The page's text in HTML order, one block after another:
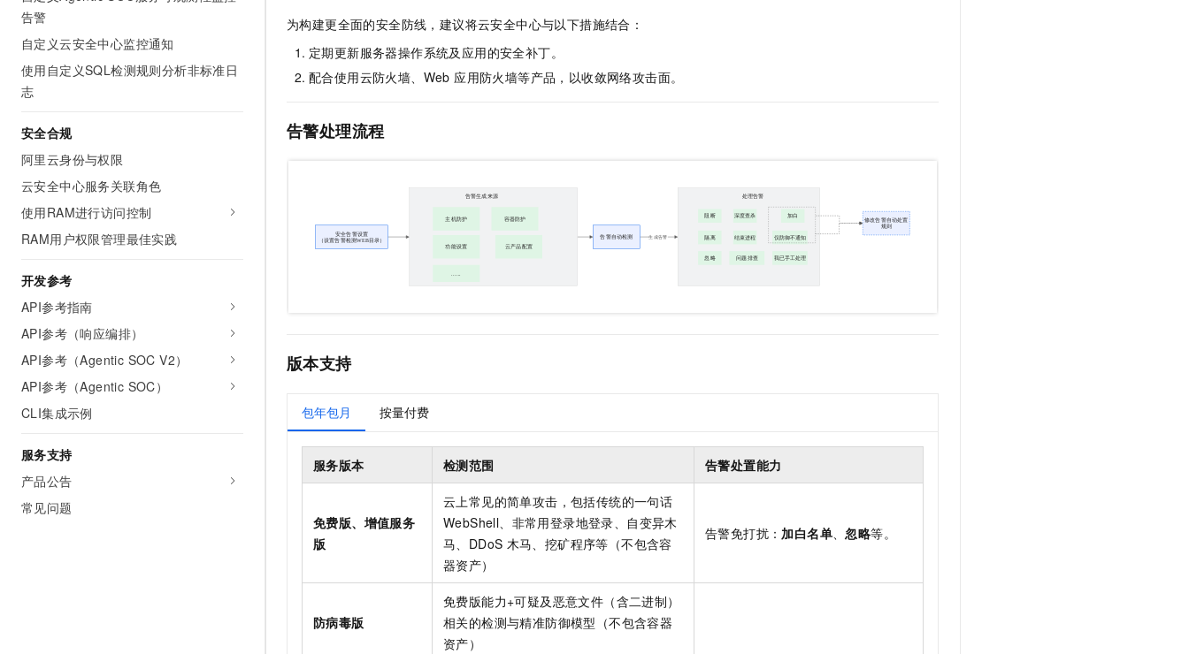
告警
自定义云安全中心监控通知
使用自定义SQL检测规则分析非标准日
志
安全合规
阿里云身份与权限
云安全中心服务关联角色
使用RAM进行访问控制
RAM用户权限管理最佳实践
开发参考
API参考指南
API参考（响应编排）
API参考（Agentic SOC V2）
API参考（Agentic SOC）
CLI集成示例
服务支持
产品公告
常见问题
为构建更全面的安全防线，建议将云安全中心与以下措施结合：
定期更新服务器操作系统及应用的安全补丁。
配合使用云防火墙、Web 应用防火墙等产品，以收敛网络攻击面。
告警处理流程
版本支持
包年包月 按量付费
服务版本 检测范围 告警处置能力
免费版、 增值服务
版
云上常见的简单攻击，包括传统的一句话
WebShell、非常用登录地登录、自变异木
马、DDoS 木马、挖矿程序等（不包含容
器资产）
告警免打扰： 加白名单、忽略等。
防病毒版
免费版能力+可疑及恶意文件（含二进制）
相关的检测与精准防御模型（不包含容器
资产）